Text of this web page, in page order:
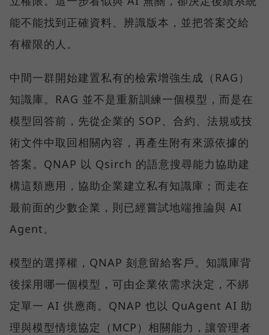
能不能找到正確資料、辨識版本，並把答案交給
有權限的人。
中間一群開始建置私有的檢索增強生成（RAG）
知識庫。RAG 並不是重新訓練一個模型，而是在
模型回答前，先從企業的 SOP、合約、法規或技
術文件中取回相關內容，再產生附有來源依據的
答案。QNAP 以 Qsirch 的語意搜尋能力協助建
構這類應用，協助企業建立私有知識庫；而走在
最前面的少數企業，則已經嘗試地端推論與 AI
Agent。
模型的選擇權，QNAP 刻意留給客戶。知識庫背
後採用哪一個模型，可由企業依需求決定，不綁
定單一 AI 供應商。QNAP 也以 QuAgent AI 助
理與模型情境協定（MCP）相關能力，讓管理者